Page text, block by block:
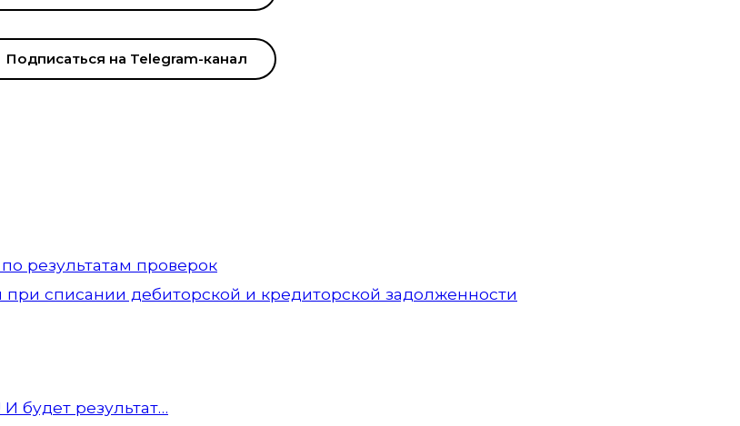
Подписаться на Telegram-канал
результатам проверок
списании дебиторской и кредиторской задолженности